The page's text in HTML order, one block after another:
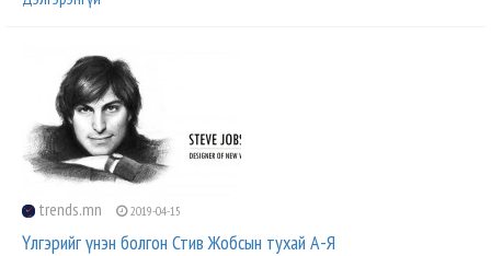
trends.mn 2019-04-15
Үлгэрийг үнэн болгон Стив Жобсын тухай А-Я